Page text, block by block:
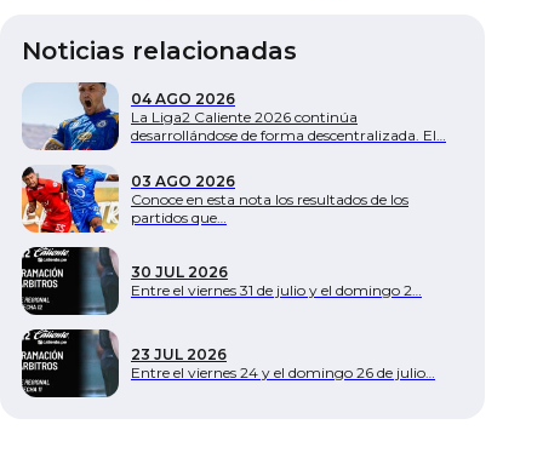
Noticias relacionadas
04 AGO 2026
La Liga2 Caliente 2026 continúa
desarrollándose de forma descentralizada. El…
03 AGO 2026
Conoce en esta nota los resultados de los
partidos que…
30 JUL 2026
Entre el viernes 31 de julio y el domingo 2…
23 JUL 2026
Entre el viernes 24 y el domingo 26 de julio…